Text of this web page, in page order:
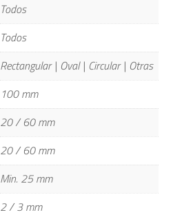
Todos
Todos
Rectangular | Oval | Circular | Otras
100 mm
20 / 60 mm
20 / 60 mm
Min. 25 mm
2 / 3 mm